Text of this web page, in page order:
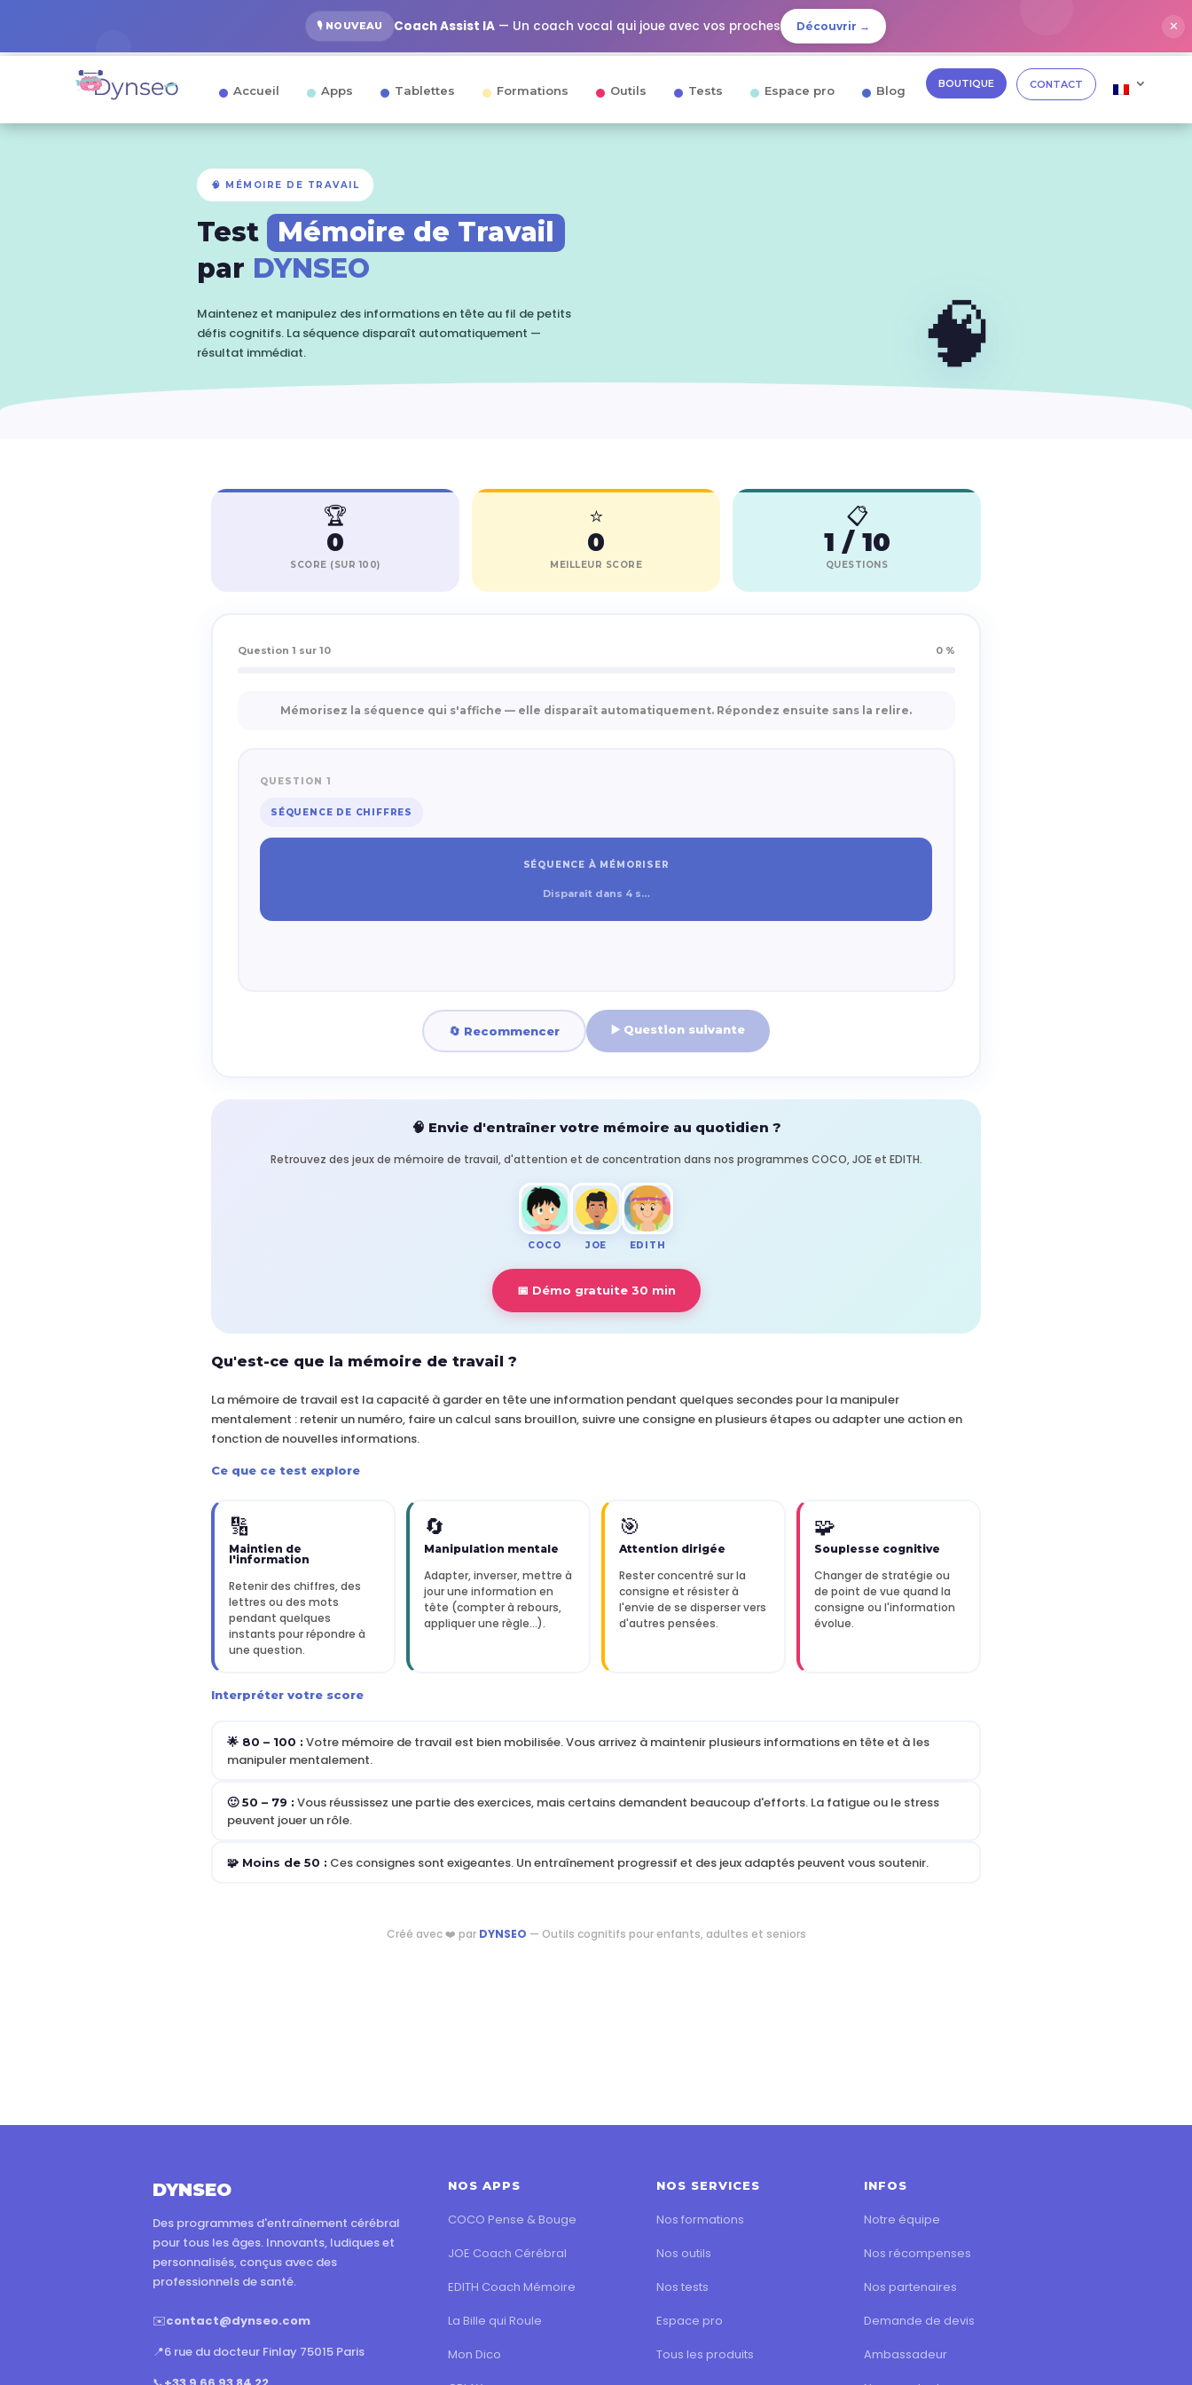
🎙️ NOUVEAU Coach Assist IA— Un coach vocal qui joue avec vos proches Découvrir → ✕
Accueil Apps Tablettes Formations Outils Tests Espace pro Blog BOUTIQUE CONTACT
🧠 MÉMOIRE DE TRAVAIL
Test
Mémoire de Travail
par DYNSEO
Maintenez et manipulez des informations en tête au fil de petits
défis cognitifs. La séquence disparaît automatiquement —
résultat immédiat.
🧠
🏆
0
SCORE (SUR 100)
⭐
0
MEILLEUR SCORE
📋
1 / 10
QUESTIONS
Question 1 sur 10 0 %
Mémorisez la séquence qui s'affiche — elle disparaît automatiquement. Répondez ensuite sans la relire.
QUESTION 1
SÉQUENCE DE CHIFFRES
SÉQUENCE À MÉMORISER
Disparaît dans 4 s…
🔄 Recommencer ▶️ Question suivante
🧠 Envie d'entraîner votre mémoire au quotidien ?
Retrouvez des jeux de mémoire de travail, d'attention et de concentration dans nos programmes COCO, JOE et EDITH.
COCO JOE EDITH
📅 Démo gratuite 30 min
Qu'est-ce que la mémoire de travail ?
La mémoire de travail est la capacité à garder en tête une information pendant quelques secondes pour la manipuler
mentalement : retenir un numéro, faire un calcul sans brouillon, suivre une consigne en plusieurs étapes ou adapter une action en
fonction de nouvelles informations.
Ce que ce test explore
🔢
Maintien de
l'information
Retenir des chiffres, des
lettres ou des mots
pendant quelques
instants pour répondre à
une question.
🔄
Manipulation mentale
Adapter, inverser, mettre à
jour une information en
tête (compter à rebours,
appliquer une règle…).
🎯
Attention dirigée
Rester concentré sur la
consigne et résister à
l'envie de se disperser vers
d'autres pensées.
🧩
Souplesse cognitive
Changer de stratégie ou
de point de vue quand la
consigne ou l'information
évolue.
Interpréter votre score
🌟 80 – 100 : Votre mémoire de travail est bien mobilisée. Vous arrivez à maintenir plusieurs informations en tête et à les
manipuler mentalement.
🙂 50 – 79 : Vous réussissez une partie des exercices, mais certains demandent beaucoup d'efforts. La fatigue ou le stress
peuvent jouer un rôle.
🧩 Moins de 50 : Ces consignes sont exigeantes. Un entraînement progressif et des jeux adaptés peuvent vous soutenir.
Créé avec ❤️ par DYNSEO — Outils cognitifs pour enfants, adultes et seniors
DYNSEO
Des programmes d'entraînement cérébral
pour tous les âges. Innovants, ludiques et
personnalisés, conçus avec des
professionnels de santé.
✉️contact@dynseo.com
📍6 rue du docteur Finlay 75015 Paris
NOS APPS
COCO Pense & Bouge
JOE Coach Cérébral
EDITH Coach Mémoire
La Bille qui Roule
Mon Dico
NOS SERVICES
Nos formations
Nos outils
Nos tests
Espace pro
Tous les produits
INFOS
Notre équipe
Nos récompenses
Nos partenaires
Demande de devis
Ambassadeur